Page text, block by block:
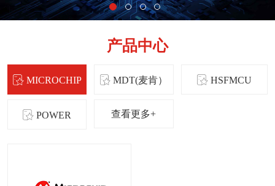
产品中心
MICROCHIP MDT(麦肯） HSFMCU
POWER 查看更多+